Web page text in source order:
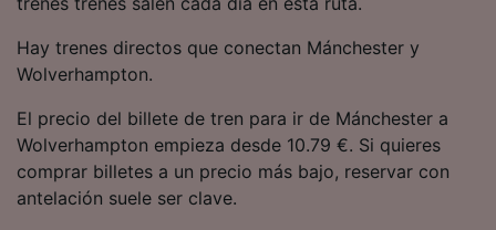
Hay trenes directos que conectan Mánchester y
Wolverhampton.
El precio del billete de tren para ir de Mánchester a
Wolverhampton empieza desde 10.79 €. Si quieres
comprar billetes a un precio más bajo, reservar con
antelación suele ser clave.